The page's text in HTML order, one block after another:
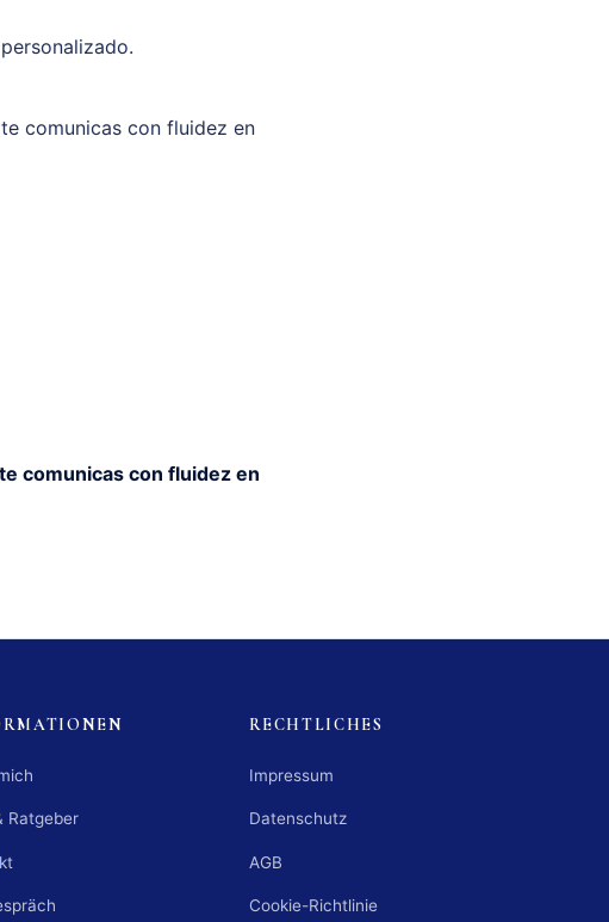
comunicas con fluidez en
comunicas con fluidez en
Ratgeber
RECHTLICHES
Impressum
Datenschutz
AGB
Cookie-Richtlinie